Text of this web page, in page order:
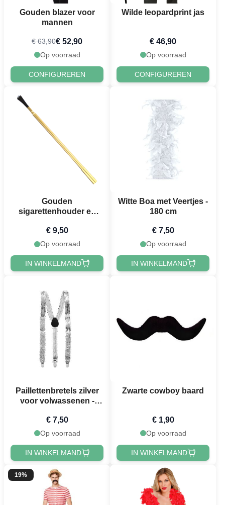
Gouden blazer voor
mannen
€ 63,90€ 52,90
Op voorraad
CONFIGUREREN
Wilde leopardprint jas
€ 46,90
Op voorraad
CONFIGUREREN
Gouden
sigarettenhouder en
€ 9,50
Op voorraad
IN WINKELMAND
Witte Boa met Veertjes -
180 cm
€ 7,50
Op voorraad
IN WINKELMAND
Paillettenbretels zilver
voor volwassenen -
€ 7,50
Op voorraad
IN WINKELMAND
Zwarte cowboy baard
€ 1,90
Op voorraad
IN WINKELMAND
19%